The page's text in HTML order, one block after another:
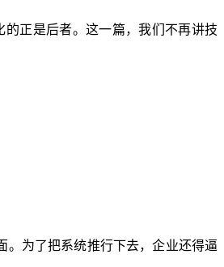
的正是后者。这一篇，我们不再讲技
。为了把系统推行下去，企业还得逼